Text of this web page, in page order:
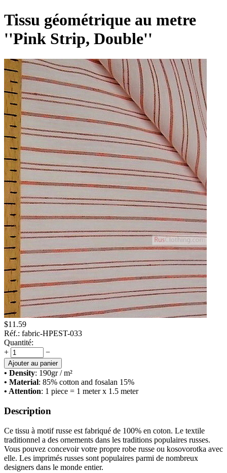
Tissu géométrique au metre
''Pink Strip, Double''
$11.59
Réf.: fabric-HPEST-033
Quantité:
+
−
Ajouter au panier
• Density: 190gr / m²
• Material: 85% cotton and fosalan 15%
• Attention: 1 piece = 1 meter x 1.5 meter
Description
Ce tissu à motif russe est fabriqué de 100% en coton. Le textile
traditionnel a des ornements dans les traditions populaires russes.
Vous pouvez concevoir votre propre robe russe ou kosovorotka avec
elle. Les imprimés russes sont populaires parmi de nombreux
designers dans le monde entier.